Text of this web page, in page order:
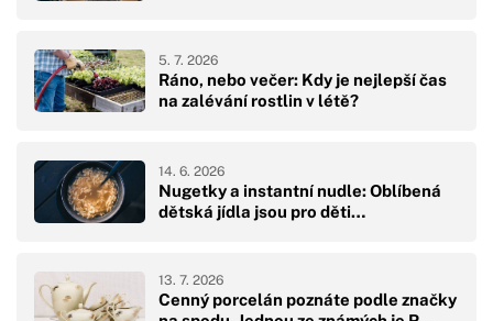
Ráno, nebo večer: Kdy je nejlepší čas
na zalévání rostlin v létě?
5. 7. 2026
Nugetky a instantní nudle: Oblíbená
dětská jídla jsou pro děti…
14. 6. 2026
Cenný porcelán poznáte podle značky
13. 7. 2026